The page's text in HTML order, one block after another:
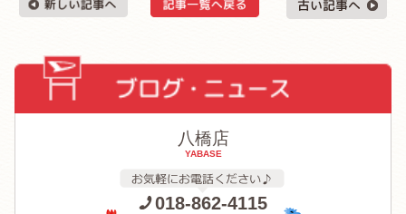
八橋店
YABASE
018-862-4115